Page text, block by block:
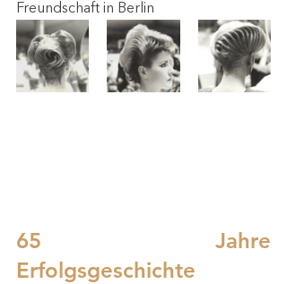
Freundschaft in Berlin
65 Jahre
Erfolgsgeschichte